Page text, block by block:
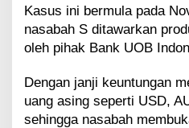
o
e
d
r
,
N
Kasus ini bermula pada
nasabah S ditawarkan
oleh pihak Bank UOB
Dengan janji keuntungan
uang asing seperti USD,
sehingga nasabah